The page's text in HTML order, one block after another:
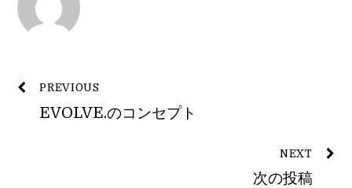
PREVIOUS
EVOLVE.のコンセプト
NEXT
次の投稿